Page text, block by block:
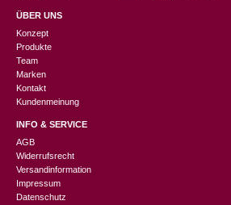
ÜBER UNS
Konzept
Produkte
Team
Marken
Kontakt
Kundenmeinung
INFO & SERVICE
AGB
Widerrufsrecht
Versandinformation
Impressum
Datenschutz